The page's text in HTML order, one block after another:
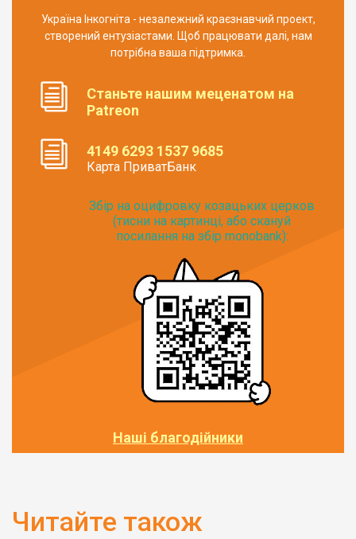
Україна Інкогніта - незалежний краєзнавчий проект,
створений ентузіастами. Щоб працювати далі, нам
потрібна ваша підтримка.
Станьте нашим меценатом на
Patreon
4149 6293 1537 9685
Карта ПриватБанк
Збір на оцифровку козацьких церков
(тисни на картинці, або скануй
посилання на збір monobank):
Наші благодійники
Читайте також